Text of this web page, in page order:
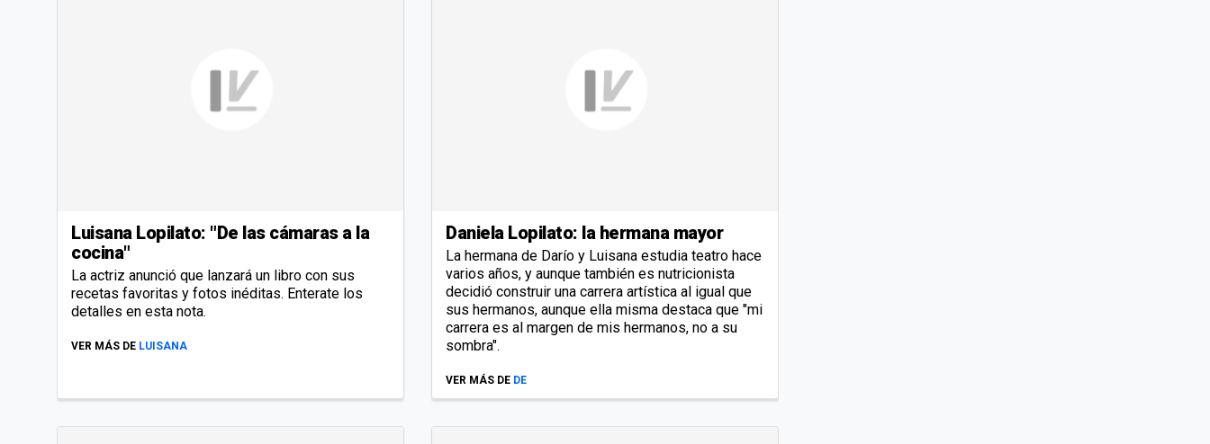
Luisana Lopilato: "De las cámaras a la
cocina"
La actriz anunció que lanzará un libro con sus
recetas favoritas y fotos inéditas. Enterate los
detalles en esta nota.
VER MÁS DE LUISANA
Daniela Lopilato: la hermana mayor
La hermana de Darío y Luisana estudia teatro hace
varios años, y aunque también es nutricionista
decidió construir una carrera artística al igual que
sus hermanos, aunque ella misma destaca que "mi
carrera es al margen de mis hermanos, no a su
sombra".
VER MÁS DE DE